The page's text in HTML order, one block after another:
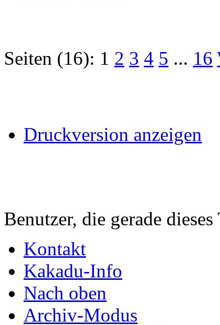
Seiten (16): 1 2 3 4 5 ... 16
Druckversion anzeigen
Benutzer, die gerade
Kontakt
Kakadu-Info
Nach oben
Archiv-Modus